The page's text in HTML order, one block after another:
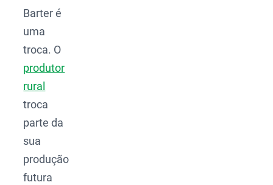
Barter é
uma
troca. O
produtor
rural
troca
parte da
sua
produção
futura